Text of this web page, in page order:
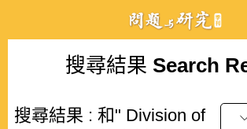
搜尋結果 Search
搜尋結果 : 和" Division of